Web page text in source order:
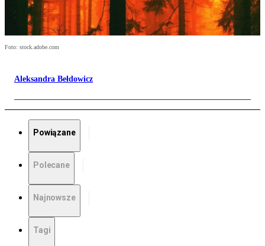
Foto: stock.adobe.com
Aleksandra Bełdowicz
Powiązane
Polecane
Najnowsze
Tagi